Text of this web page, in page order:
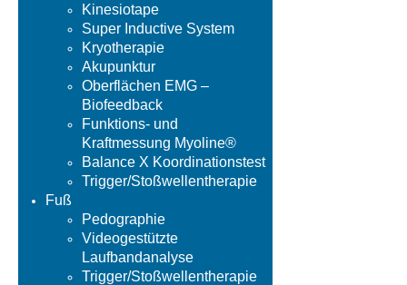
Kinesiotape
Super Inductive System
Kryotherapie
Akupunktur
Oberflächen EMG –
Biofeedback
Funktions- und
Kraftmessung Myoline®
Balance X Koordinationstest
Trigger/Stoßwellentherapie
Fuß
Pedographie
Videogestützte
Laufbandanalyse
Trigger/Stoßwellentherapie